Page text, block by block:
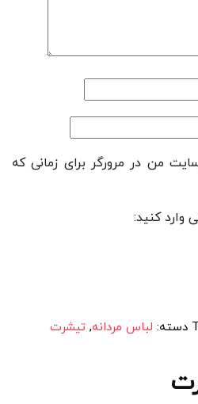
من در مرورگر برای زمانی که
وارد کنید:
دسته: لباس مردانه, تیشرت